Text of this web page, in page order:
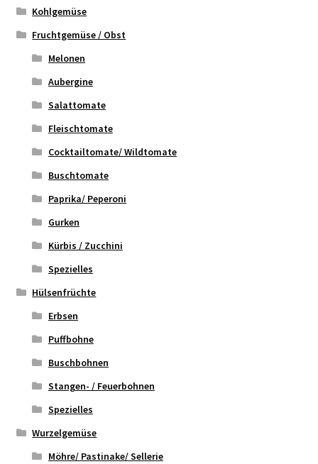
Kohlgemüse
Fruchtgemüse / Obst
Melonen
Aubergine
Salattomate
Fleischtomate
Cocktailtomate/ Wildtomate
Buschtomate
Paprika/ Peperoni
Gurken
Kürbis / Zucchini
Spezielles
Hülsenfrüchte
Erbsen
Puffbohne
Buschbohnen
Stangen- / Feuerbohnen
Spezielles
Wurzelgemüse
Möhre/ Pastinake/ Sellerie